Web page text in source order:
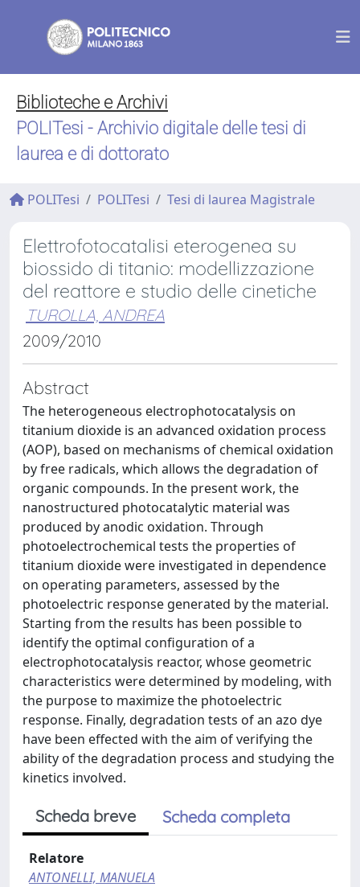
Biblioteche e Archivi
POLITesi - Archivio digitale delle tesi di
laurea e di dottorato
POLITesi POLITesi Tesi di laurea Magistrale
Elettrofotocatalisi eterogenea su
biossido di titanio: modellizzazione
del reattore e studio delle cinetiche
TUROLLA, ANDREA
2009/2010
Abstract
The heterogeneous electrophotocatalysis on
titanium dioxide is an advanced oxidation process
(AOP), based on mechanisms of chemical oxidation
by free radicals, which allows the degradation of
organic compounds. In the present work, the
nanostructured photocatalytic material was
produced by anodic oxidation. Through
photoelectrochemical tests the properties of
titanium dioxide were investigated in dependence
on operating parameters, assessed by the
photoelectric response generated by the material.
Starting from the results has been possible to
identify the optimal configuration of a
electrophotocatalysis reactor, whose geometric
characteristics were determined by modeling, with
the purpose to maximize the photoelectric
response. Finally, degradation tests of an azo dye
have been effected with the aim of verifying the
ability of the degradation process and studying the
kinetics involved.
Scheda breve Scheda completa
Relatore
ANTONELLI, MANUELA